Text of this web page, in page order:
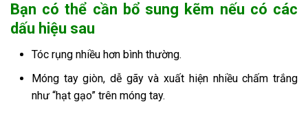
Bạn có thể cần bổ sung kẽm nếu có các
dấu hiệu sau
Tóc rụng nhiều hơn bình thường.
Móng tay giòn, dễ gãy và xuất hiện nhiều chấm trắng
như “hạt gạo” trên móng tay.